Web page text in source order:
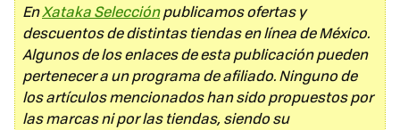
EnXataka Selecciónpublicamos ofertas y
descuentos de distintas tiendas en línea de México.
Algunos de los enlaces de esta publicación pueden
pertenecer a un programa de afiliado. Ninguno de
los artículos mencionados han sido propuestos por
las marcas ni por las tiendas, siendo su